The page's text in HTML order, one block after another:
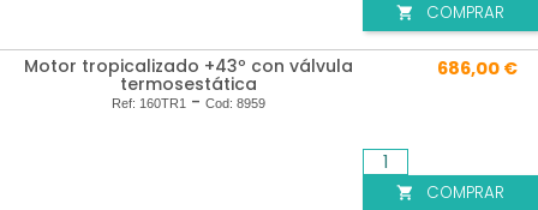
 COMPRAR
Motor tropicalizado +43º con válvula
termosestática
Ref: 160TR1 - Cod: 8959
686,00 €
 COMPRAR